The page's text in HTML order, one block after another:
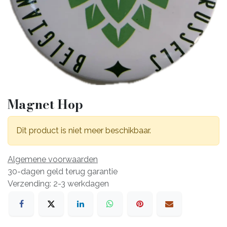
Magnet Hop
Dit product is niet meer beschikbaar.
Algemene voorwaarden
30-dagen geld terug garantie
Verzending: 2-3 werkdagen